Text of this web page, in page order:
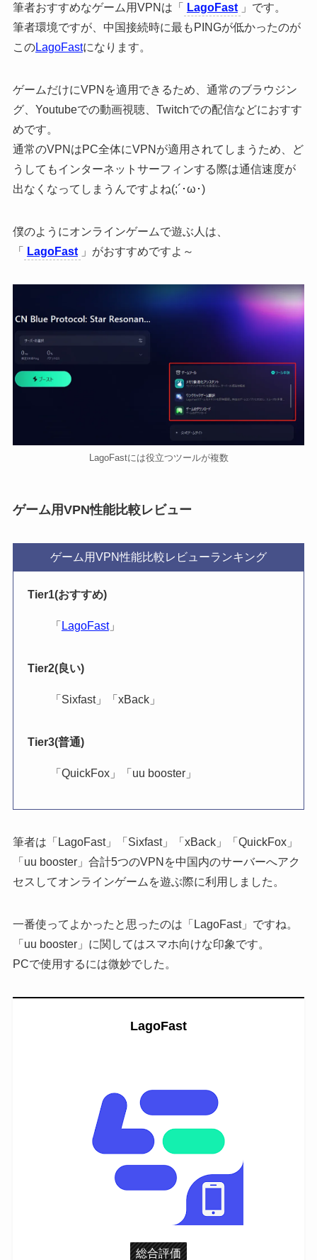
筆者おすすめなゲーム用VPNは「 LagoFast 」です。
筆者環境ですが、中国接続時に最もPINGが低かったのが
このLagoFastになります。
ゲームだけにVPNを適用できるため、通常のブラウジン
グ、Youtubeでの動画視聴、Twitchでの配信などにおすす
めです。
通常のVPNはPC全体にVPNが適用されてしまうため、ど
うしてもインターネットサーフィンする際は通信速度が
出なくなってしまうんですよね(;´･ω･)
僕のようにオンラインゲームで遊ぶ人は、
「
LagoFast 」がおすすめですよ～
LagoFastには役立つツールが複数
ゲーム用VPN性能比較レビュー
ゲーム用VPN性能比較レビューランキング
Tier1(おすすめ)
「 LagoFast」
Tier2(良い)
「Sixfast」「xBack」
Tier3(普通)
「QuickFox」「uu booster」
筆者は「LagoFast」「Sixfast」「xBack」「QuickFox」
「uu booster」合計5つのVPNを中国内のサーバーへアク
セスしてオンラインゲームを遊ぶ際に利用しました。
一番使ってよかったと思ったのは「LagoFast」ですね。
「uu booster」に関してはスマホ向けな印象です。
PCで使用するには微妙でした。
LagoFast
総合評価